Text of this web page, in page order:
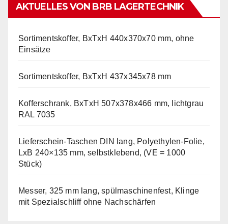
AKTUELLES VON BRB LAGERTECHNIK
Sortimentskoffer, BxTxH 440x370x70 mm, ohne
Einsätze
Sortimentskoffer, BxTxH 437x345x78 mm
Kofferschrank, BxTxH 507x378x466 mm, lichtgrau
RAL 7035
Lieferschein-Taschen DIN lang, Polyethylen-Folie,
LxB 240×135 mm, selbstklebend, (VE = 1000
Stück)
Messer, 325 mm lang, spülmaschinenfest, Klinge
mit Spezialschliff ohne Nachschärfen